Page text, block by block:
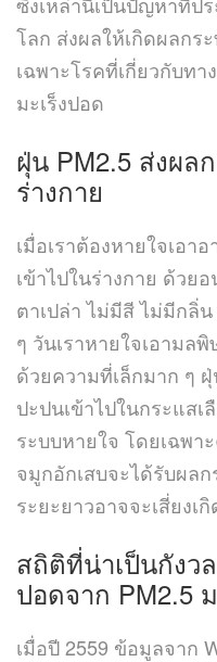
โลก ส่งผลให้เกิดผลก
เฉพาะโรคที่เกี่ยวกับท
มะเร็งปอด
ฝุ่น PM2.5 ส่งผล
ร่างกาย
เมื่อเราต้องหายใจเอ
เข้าไปในร่างกาย ด้วย
ตาเปล่า ไม่มีสี ไม่มีกลิ่น
ๆ วันเราหายใจเอามล
ด้วยความที่เล็กมาก ๆ
ปะปนเข้าไปในกระแสเ
ระบบหายใจ โดยเฉพา
จมูกอักเสบจะได้รับผล
ระยะยาวอาจจะเสี่ยงเ
สถิติที่น่าเป็นกังว
ปอดจาก PM2.5
เมื่อปี 2559 ข้อมูลจาก